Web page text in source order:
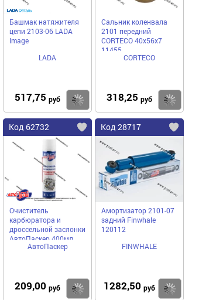
Башмак натяжителя
цепи 2103-06 LADA
Image
LADA
517,75 руб Купить
Сальник коленвала
2101 передний
CORTECO 40х56х7
11455
CORTECO
318,25 руб
Код 62732
Очиститель
карбюратора и
дроссельной заслонки
АвтоПаскер 400мл
аэрозольАвтоПаскер
209,00 руб Купить
Код 28717
Амортизатор 2101-07
задний Finwhale
120112
FINWHALE
1282,50 руб